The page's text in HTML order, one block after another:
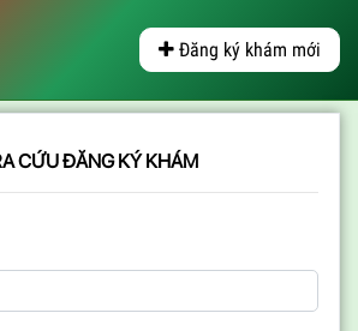
Đăng ký khám mới
CỨU ĐĂNG KÝ KHÁM